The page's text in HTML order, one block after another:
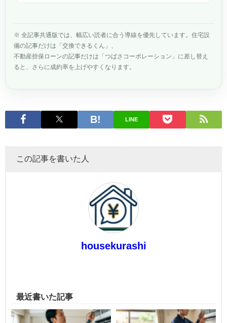
※ 全記事共通版では、幅広い読者に合う導線を優先しています。住宅設
備の記事だけは「交換できるくん」、
不動産担保ローンの記事だけは「つばさコーポレーション」に差し替え
ると、さらに成約率を上げやすくなります。
LINE
この記事を書いた人
housekurashi
最近書いた記事